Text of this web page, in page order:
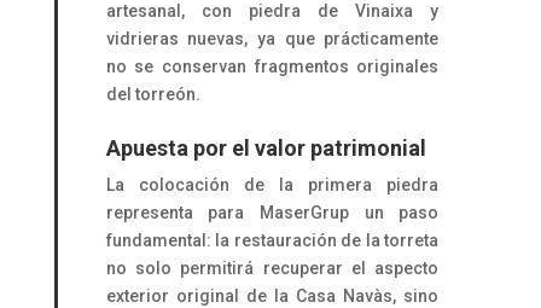
artesanal, con piedra de Vinaixa y
vidrieras nuevas, ya que prácticamente
no se conservan fragmentos originales
del torreón.
Apuesta por el valor patrimonial
La colocación de la primera piedra
representa para MaserGrup un paso
fundamental: la restauración de la torreta
no solo permitirá recuperar el aspecto
exterior original de la Casa Navàs, sino